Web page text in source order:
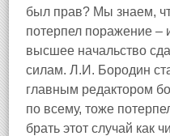
был прав? Мы знаем,
потерпел поражение
высшее начальство
силам. Л.И. Бородин
главным редактором
по всему, тоже
брать этот случай как